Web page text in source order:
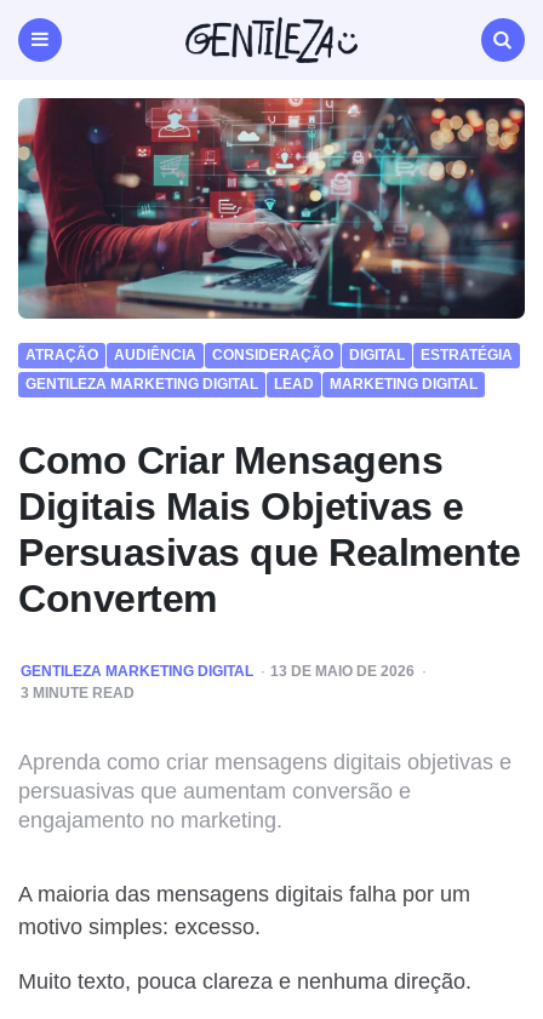
Gentileza
Agência
Digital
Natal
RN
ATRAÇÃO AUDIÊNCIA CONSIDERAÇÃO DIGITAL
ESTRATÉGIA
GENTILEZA MARKETING DIGITAL
LEAD MARKETING DIGITAL
Como Criar Mensagens
Digitais Mais Objetivas e
Persuasivas que Realmente
Convertem
POSTED
BY
GENTILEZA MARKETING DIGITAL
13 DE MAIO DE 2026
3 MINUTE READ
Aprenda como criar mensagens digitais objetivas e
persuasivas que aumentam conversão e
engajamento no marketing.
A maioria das mensagens digitais falha por um
motivo simples: excesso.
Muito texto, pouca clareza e nenhuma direção.